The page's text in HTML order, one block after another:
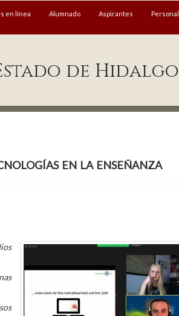
en línea Alumnado Aspirantes Personal
de Hidalgo
en la enseñanza